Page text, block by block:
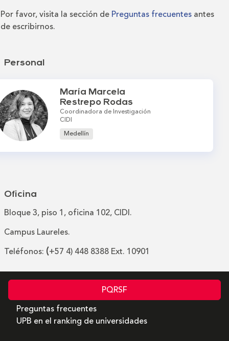
Por favor, visita la sección de Preguntas frecuentes antes
de escribirnos.
Personal
María Marcela
Restrepo Rodas
Coordinadora de Investigación
CIDI
Medellín
Oficina
Bloque 3, piso 1, oficina 102, CIDI.
Campus Laureles.
Teléfonos: (+57 4) 448 8388 Ext. 10901
PQRSF
Preguntas frecuentes
UPB en el ranking de universidades